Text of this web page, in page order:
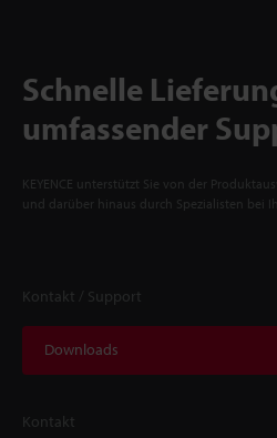
Schnelle
umfassender
KEYENCE unterstützt Sie von der
und darüber hinaus durch Spezialisten bei
Kontakt / Support
Downloads
Kontakt